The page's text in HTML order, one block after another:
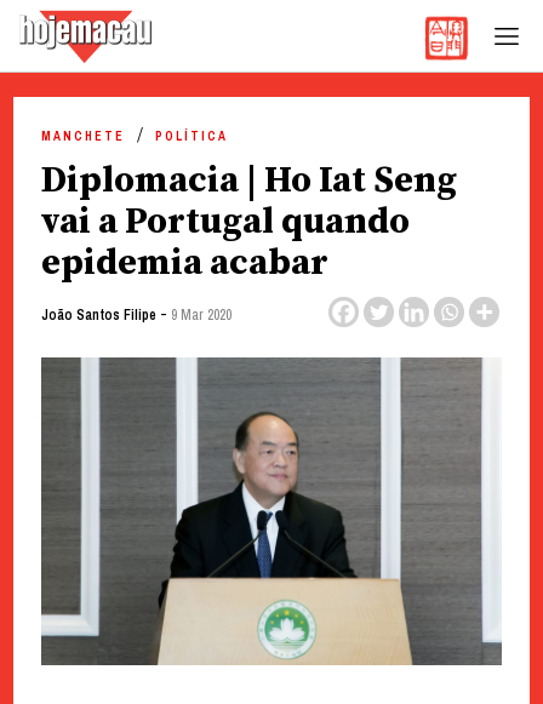
content
MANCHETE POLÍTICA
Diplomacia | Ho Iat Seng
vai a Portugal quando
epidemia acabar
João Santos Filipe - 9 Mar 2020